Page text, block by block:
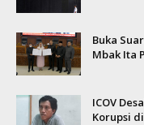
Buka
Mbak Ita
ICOV
Korupsi